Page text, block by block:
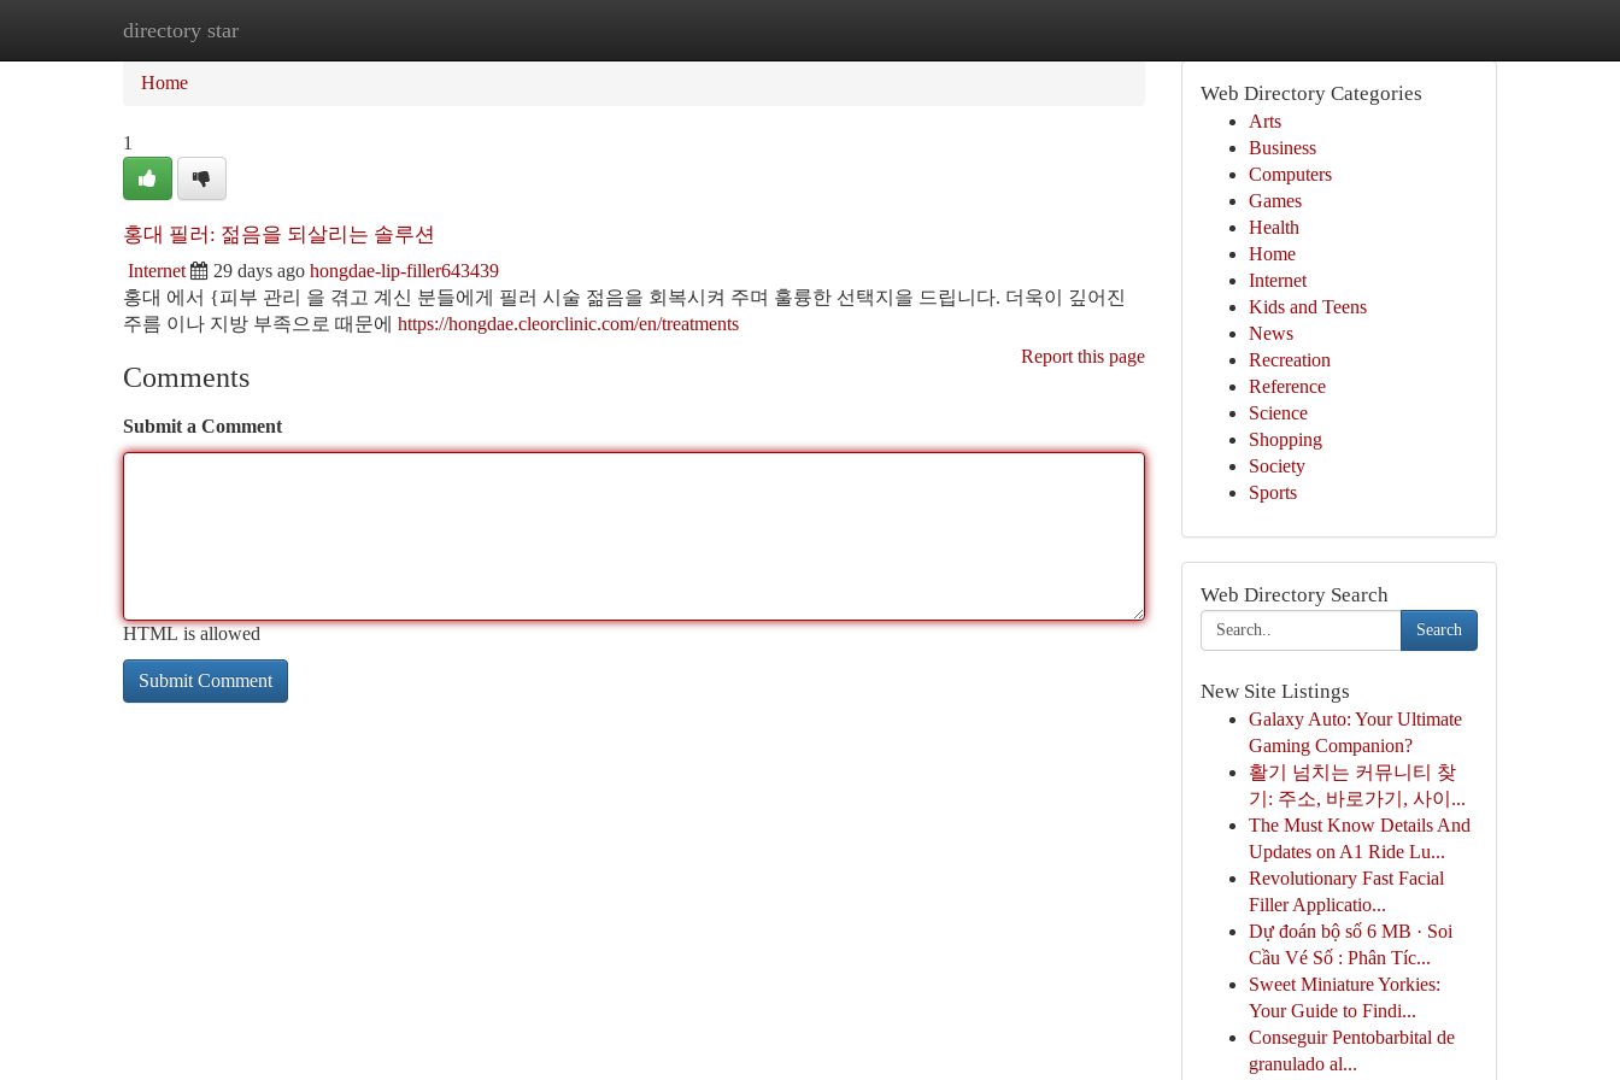
directory star
Home
Home
1
홍대 필러: 젊음을 되살리는 솔루션
Internet 29 days ago hongdae-lip-filler643439
홍대 에서 {피부 관리 을 겪고 계신 분들에게 필러 시술 젊음을 회복시켜 주며 훌륭한 선택지을 드립니다. 더욱이 깊어진
주름 이나 지방 부족으로 때문에 https://hongdae.cleorclinic.com/en/treatments
Report this page
Comments
Submit a Comment
HTML is allowed
Web Directory Categories
Arts
Business
Computers
Games
Health
Home
Internet
Kids and Teens
News
Recreation
Reference
Science
Shopping
Society
Sports
Web Directory Search
Search
New Site Listings
Galaxy Auto: Your Ultimate
Gaming Companion?
활기 넘치는 커뮤니티 찾
기: 주소, 바로가기, 사이...
The Must Know Details And
Updates on A1 Ride Lu...
Revolutionary Fast Facial
Filler Applicatio...
Dự đoán bộ số 6 MB · Soi
Cầu Vé Số : Phân Tíc...
Sweet Miniature Yorkies:
Your Guide to Findi...
Conseguir Pentobarbital de
granulado al...